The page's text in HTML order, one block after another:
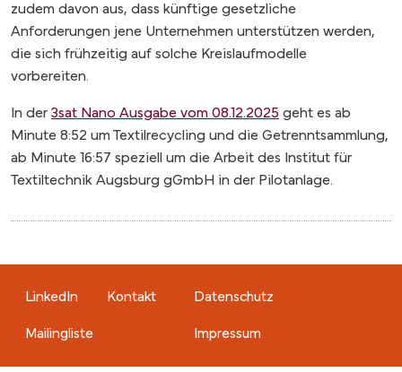
zudem davon aus, dass künftige gesetzliche
Anforderungen jene Unternehmen unterstützen werden,
die sich frühzeitig auf solche Kreislaufmodelle
vorbereiten.
In der 3sat Nano Ausgabe vom 08.12.2025 geht es ab
Minute 8:52 um Textilrecycling und die Getrenntsammlung,
ab Minute 16:57 speziell um die Arbeit des Institut für
Textiltechnik Augsburg gGmbH in der Pilotanlage.
Fußzeile
LinkedIn Kontakt
Mailingliste
Fußzeile right
Datenschutz
Impressum